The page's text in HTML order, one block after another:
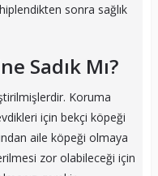
sonra sağlık
Sadık Mı?
Koruma
için bekçi köpeği
aile köpeği olmaya
zor olabileceği için